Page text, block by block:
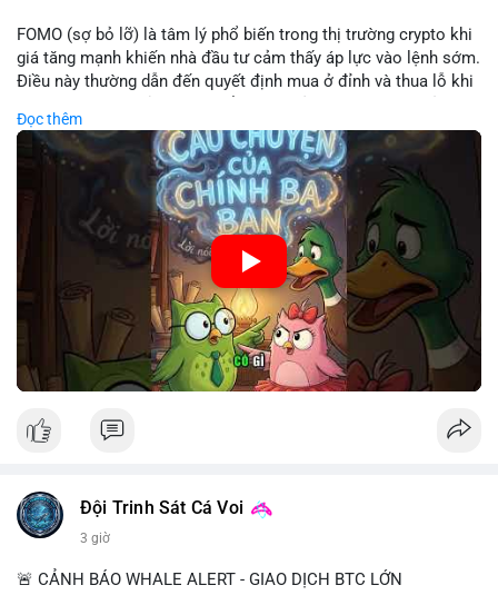
FOMO (sợ bỏ lỡ) là tâm lý phổ biến trong thị trường crypto khi
giá tăng mạnh khiến nhà đầu tư cảm thấy áp lực vào lệnh sớm.
Điều này thường dẫn đến quyết định mua ở đỉnh và thua lỗ khi
chiến lược đầu tư rõ ràng.
🎥 Xem video trực tiếp tại:
Nguồn: Cú Thông Thái
Đọc thêm
Đội Trinh Sát Cá Voi
3 giờ
🚨 CẢNH BÁO WHALE ALERT - GIAO DỊCH BTC LỚN